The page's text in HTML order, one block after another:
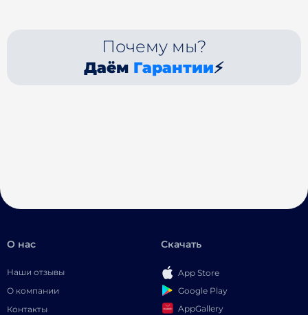
Почему мы?
Даём Гарантии⚡
О нас
Наши отзывы
О компании
Контакты
Скачать
App Store
Google Play
AppGallery